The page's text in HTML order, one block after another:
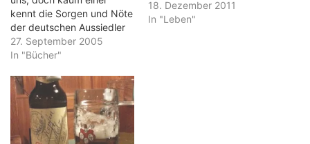
kennt die Sorgen und Nöte
der deutschen Aussiedler
aus Russland. Wenn
überhaupt, wird über
Aussiedlerbanden
berichtet. Doch wie das
Leben vor der
Übersiedlung in die
Bundesrepublik aussah,
27. September 2005
In "Bücher"
18. Dezember 2011
In "Leben"